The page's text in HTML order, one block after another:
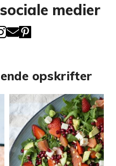
medier
opskrifter